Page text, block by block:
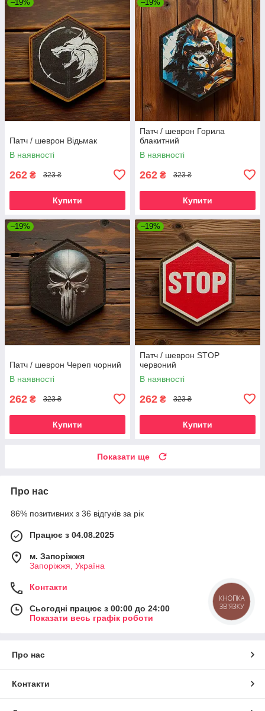
–19%
Патч / шеврон Відьмак
В наявності
262 ₴ 323 ₴
Купити
–19%
Патч / шеврон Горила
блакитний
В наявності
262 ₴ 323 ₴
Купити
–19%
Патч / шеврон Череп чорний
В наявності
262 ₴ 323 ₴
Купити
–19%
Патч / шеврон STOP
червоний
В наявності
262 ₴ 323 ₴
Купити
Показати ще
Про нас
86% позитивних з 36 відгуків за рік
Працює з 04.08.2025
м. Запоріжжя
Запоріжжя, Україна
Контакти
Сьогодні працює з 00:00 до 24:00
Показати весь графік роботи
Про нас
Контакти
КНОПКА
ЗВ'ЯЗКУ